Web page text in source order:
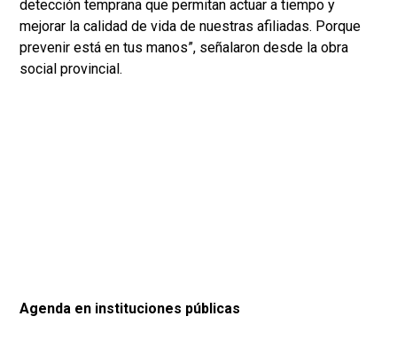
detección temprana que permitan actuar a tiempo y
mejorar la calidad de vida de nuestras afiliadas. Porque
prevenir está en tus manos”, señalaron desde la obra
social provincial.
Agenda en instituciones públicas